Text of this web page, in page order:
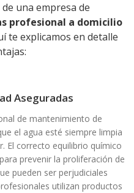
una empresa de
profesional a domicilio
te explicamos en detalle
Aseguradas
de mantenimiento de
el agua esté siempre limpia
El correcto equilibrio químico
prevenir la proliferación de
pueden ser perjudiciales
utilizan productos